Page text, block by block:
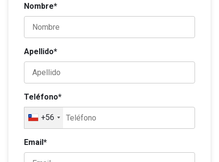
Nombre*
Apellido*
Teléfono*
+56
Email*